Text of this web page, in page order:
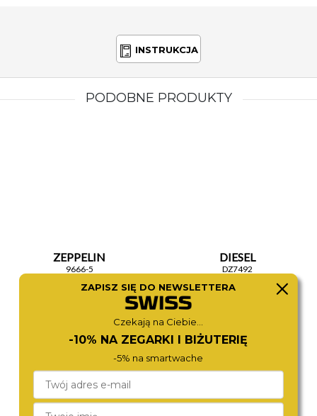
INSTRUKCJA
PODOBNE PRODUKTY
ZEPPELIN
9666-5
1 580,-
DIESEL
DZ7492
1 890,-
ZAPISZ SIĘ DO NEWSLETTERA
Czekają na Ciebie...
-10% NA ZEGARKI I BIŻUTERIĘ
-5% na smartwache